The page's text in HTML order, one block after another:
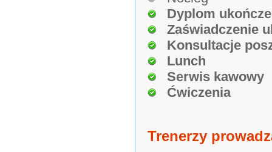
Dyplom
Zaświadczenie
Konsultacje
Lunch
Serwis kawowy
Ćwiczenia
Trenerzy